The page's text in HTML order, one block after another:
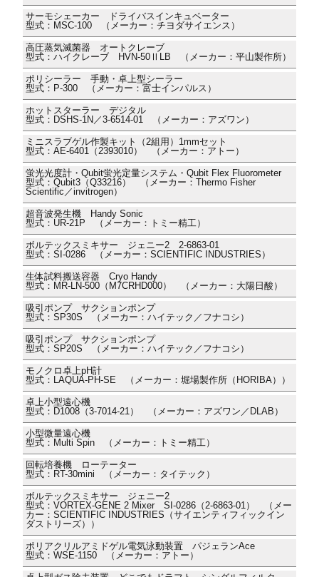
サーモシェーカー ドライバスインキュベーター
型式：MSC-100 （メーカー：チヨダサイエンス）
高圧蒸気滅菌器 オートクレーブ
型式：ハイクレーブ HVN-50ⅡLB （メーカー：平山製作所）
ポリシーラー 手動・卓上型シーラー
型式：P-300 （メーカー：富士インパルス）
ホットスターラー デジタル
型式：DSHS-1N／3-6514-01 （メーカー：アズワン）
ミニスラブゲル作製キット（2組用）1mmセット
型式：AE-6401（2393010） （メーカー：アトー）
蛍光光度計・Qubit蛍光定量システム・Qubit Flex Fluorometer
型式：Qubit3（Q33216） （メーカー：Thermo Fisher
Scientific／invitrogen）
超音波発生機 Handy Sonic
型式：UR-21P （メーカー：トミー精工）
ボルテックスミキサー ジェニー2 2-6863-01
型式：SI-0286 （メーカー：SCIENTIFIC INDUSTRIES）
生体試料搬送容器 Cryo Handy
型式：MR-LN-500（M7CRHD000） （メーカー：大陽日酸）
吸引ポンプ サクションポンプ
型式：SP30S （メーカー：ハイテック／フナコシ）
吸引ポンプ サクションポンプ
型式：SP20S （メーカー：ハイテック／フナコシ）
モノクロ卓上pH計
型式：LAQUA-PH-SE （メーカー：堀場製作所（HORIBA））
卓上小型遠心機
型式：D1008（3-7014-21） （メーカー：アズワン／DLAB）
小型微量遠心機
型式：Multi Spin （メーカー：トミー精工）
回転培養機 ローテーター
型式：RT-30mini （メーカー：タイテック）
ボルテックスミキサー ジェニー2
型式：VORTEX-GENE 2 Mixer SI-0286（2-6863-01） （メー
カー：SCIENTIFIC INDUSTRIES（サイエンティフィックイン
ダストリーズ））
ポリアクリルアミドゲル電気泳動装置 パジェランAce
型式：WSE-1150 （メーカー：アトー）